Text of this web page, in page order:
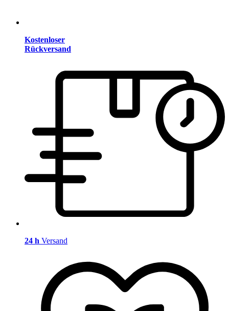
Kostenloser
Rückversand
24 h Versand